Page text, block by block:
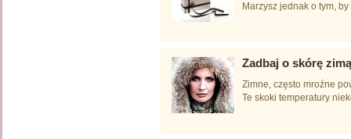
Marzysz jednak o tym,
Zadbaj o skórę zimą
Zimne, często mroźne
Te skoki temperatury